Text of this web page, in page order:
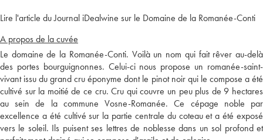
Lire l'article du Journal iDealwine sur le Domaine de la Romanée-Conti
A propos de la cuvée
Le domaine de la Romanée-Conti. Voilà un nom qui fait rêver au-delà
des portes bourguignonnes. Celui-ci nous propose un romanée-saint-
vivant issu du grand cru éponyme dont le pinot noir qui le compose a été
cultivé sur la moitié de ce cru. Cru qui couvre un peu plus de 9 hectares
au sein de la commune Vosne-Romanée. Ce cépage noble par
excellence a été cultivé sur la partie centrale du coteau et a été exposé
vers le soleil. Ils puisent ses lettres de noblesse dans un sol profond et